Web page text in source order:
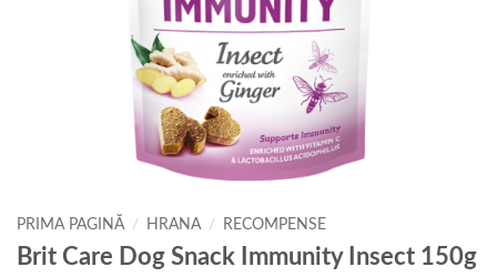
PRIMA PAGINĂ / HRANA / RECOMPENSE
Brit Care Dog Snack Immunity Insect 150g